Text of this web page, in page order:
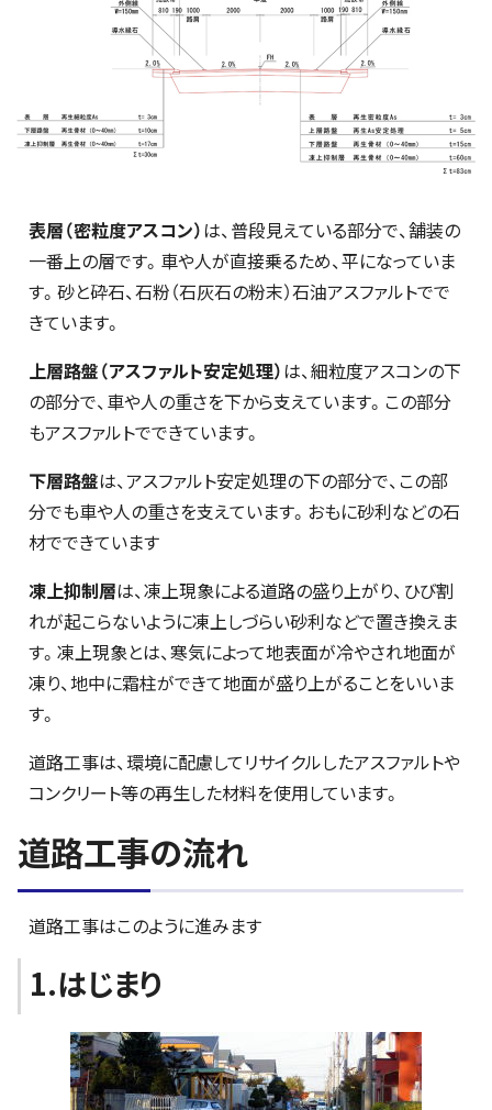
表層（密粒度アスコン）は、普段見えている部分で、舗装の
一番上の層です。車や人が直接乗るため、平になっていま
す。砂と砕石、石粉（石灰石の粉末）石油アスファルトでで
きています。
上層路盤（アスファルト安定処理）は、細粒度アスコンの下
の部分で、車や人の重さを下から支えています。この部分
もアスファルトでできています。
下層路盤は、アスファルト安定処理の下の部分で、この部
分でも車や人の重さを支えています。おもに砂利などの石
材でできています
凍上抑制層は、凍上現象による道路の盛り上がり、ひび割
れが起こらないように凍上しづらい砂利などで置き換えま
す。凍上現象とは、寒気によって地表面が冷やされ地面が
凍り、地中に霜柱ができて地面が盛り上がることをいいま
す。
道路工事は、環境に配慮してリサイクルしたアスファルトや
コンクリート等の再生した材料を使用しています。
道路工事の流れ
道路工事はこのように進みます
1.はじまり